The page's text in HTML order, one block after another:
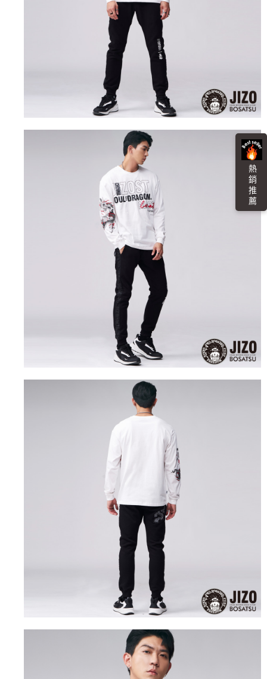
熱 銷 推 薦
2.基於同意付款使用「大哥付你分期」之契約關係目的，商店將以您的個人
資料（包含姓名、電話或地址）提供予台灣大哥大進項蒐集、處理及利用，
由本公司與您本人進行分期帳單所需資料之確認、核對及更正。
3.完整用戶服務條款，請詳閱以下連結：
https://oppay.tw/userRule
※ 交易是否成功請以「AFTEE先享後付 」之結帳頁面顯示為準，若有關於
是否繳費成功／繳費後需取消欲退款等相關疑問，請聯繫「AFTEE先享後付
https://netprotections.freshdesk.com/support/home
１．透過由恩沛科技股份有限公司提供之「AFTEE先享後付」服務完成之交
易，需依本服務之必要範圍內提供個人資料，並將交易相關給付款項請求債
權轉讓予恩沛科技股份有限公司。
２．關於個人資料處理事宜，請瀏覽以下網址：
https://aftee.tw/terms/#terms3
３．未成年的使用者請事先徵得法定代理人或監護人之同意方可使用
「AFTEE先享後付」，若未經同意申辦者引起之損失，本公司不負相關責
４．使用「AFTEE先享後付」時，將依據個別帳號之用戶狀況，依本公司即
時審查核予不同之上限額度；若仍有額度不足之情形，本公司將視審查結果
５．嚴禁一人註冊多個帳號或使用他人資訊註冊。若發現惡意使用之情形，
恩沛科技股份有限公司將有權停止該用戶之使用額度並採取法律行動。
每筆NT$60，滿NT$3,000(含以上)免運費
每筆NT$80，滿NT$3,000(含以上)免運費
每筆NT$80，滿NT$3,000(含以上)免運費
每筆NT$100，滿NT$3,000(含以上)免運費
查看運費